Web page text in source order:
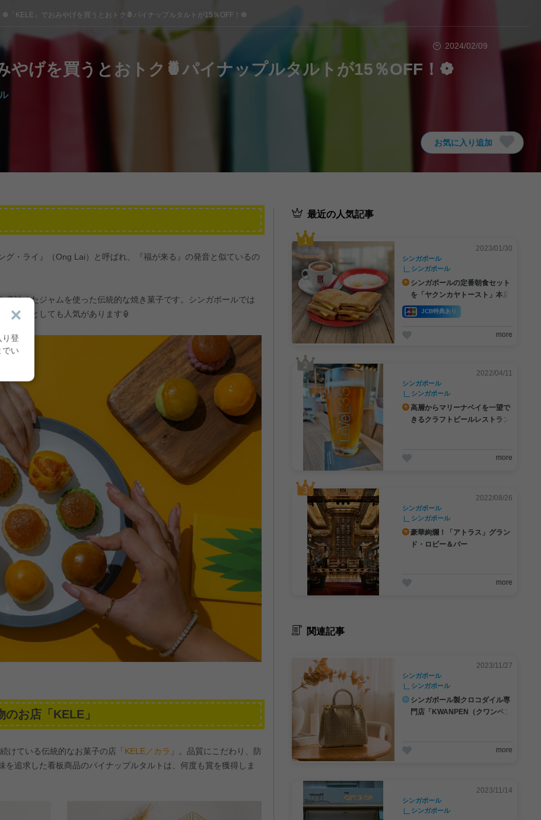
り登
でい
❁「KELE」でおみやげを買うとおトク🍍パイナップルタルトが15％OFF！❁
2024/02/09
やげを買うとおトク🍍パイナップルタルトが15％OFF！❁
お気に入り追加
グ・ライ』（Ong Lai）と呼ばれ、『福が来る』の発音と似ているの
煮詰めたジャムを使った伝統的な焼き菓子です。シンガポールでは
贈り物としても人気があります🏮
お店「KELE」
けている伝統的なお菓子の店「 KELE／カラ 」。品質にこだわり、防
を追求した看板商品のパイナップルタルトは、何度も賞を獲得しま
最近の人気記事
2023/01/30
シンガポール
シンガポール
シンガポールの定番朝食セット
を「ヤクンカヤトースト」本店
で味わう❤
JCB特典あり
more
2022/04/11
シンガポール
シンガポール
高層からマリーナベイを一望で
きるクラフトビールレストラン
more
2022/08/26
シンガポール
シンガポール
豪華絢爛！「アトラス」グラン
ド・ロビー＆バー
more
関連記事
2023/11/27
シンガポール
シンガポール
シンガポール製クロコダイル専
門店「KWANPEN（クワンペン
more
2023/11/14
シンガポール
シンガポール